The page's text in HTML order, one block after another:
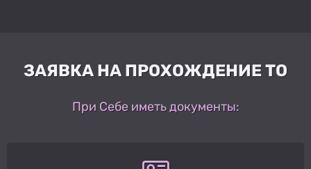
ЗАЯВКА НА ПРОХОЖДЕНИЕ ТО
При Себе иметь документы: